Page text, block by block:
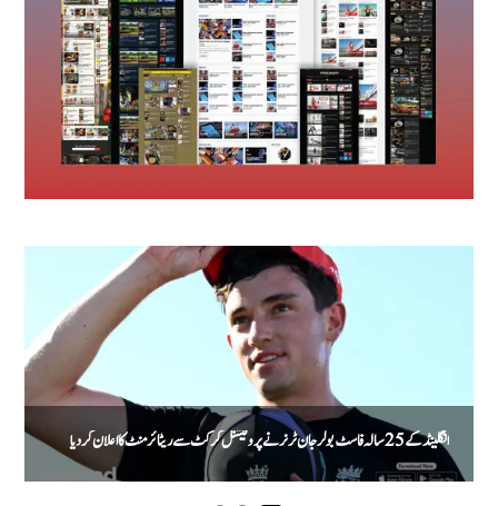
انگلینڈ کے 25 سالہ فاسٹ بولر جان ٹر نر نے پروفیشنل کرکٹ سے ریٹائرمنٹ کا اعلان کر دیا